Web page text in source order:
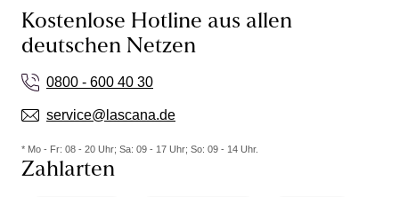
Kostenlose Hotline aus allen
deutschen Netzen
0800 - 600 40 30
service@lascana.de
* Mo - Fr: 08 - 20 Uhr; Sa: 09 - 17 Uhr; So: 09 - 14 Uhr.
Zahlarten